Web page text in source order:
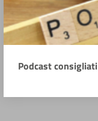
Podcast consigliati